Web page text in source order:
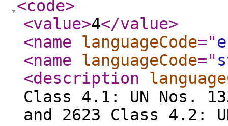
<code>
<value>4</value>
<name
languageCode="
<name
languageCode="
<description
Class 4.1: UN Nos.
and 2623 Class 4.2: